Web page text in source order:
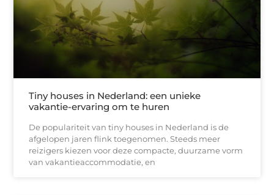
Tiny houses in Nederland: een unieke
vakantie-ervaring om te huren
De populariteit van tiny houses in Nederland is de
afgelopen jaren flink toegenomen. Steeds meer
reizigers kiezen voor deze compacte, duurzame vorm
van vakantieaccommodatie, en